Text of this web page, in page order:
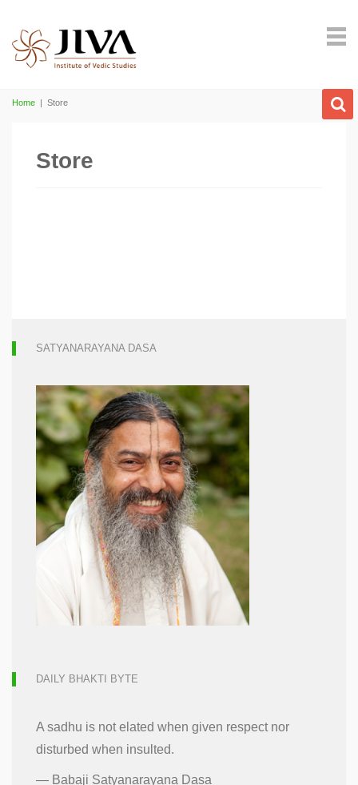
Home | Store
Store
SATYANARAYANA DASA
DAILY BHAKTI BYTE
A sadhu is not elated when given respect nor
disturbed when insulted.
— Babaji Satyanarayana Dasa